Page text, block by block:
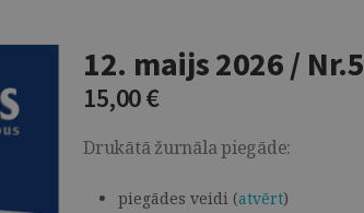
12. maijs 2026 /
15,00€
Drukātā žurnāla piegāde:
piegādes veidi (atvērt)